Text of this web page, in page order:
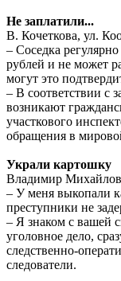
Не заплатили...
В. Кочеткова, ул.
– Cоседка
рублей и не может
могут это
– В соответствии с
возникают
участкового
обращения в
Украли картошку
Владимир
– У меня выкопали
преступники не
– Я знаком с вашей
уголовное дело,
следственно-
следователи.